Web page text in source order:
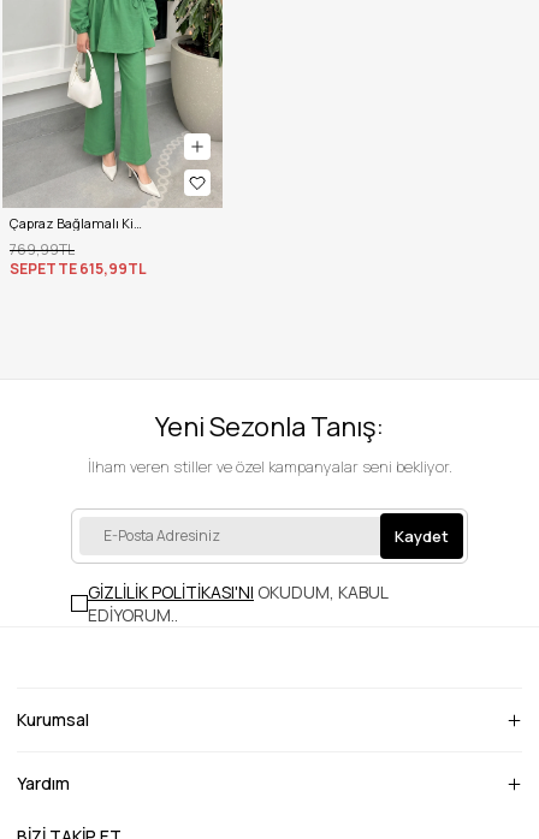
Çapraz Bağlamalı Kimono Takım 43457 - YEŞİL
769,99TL
SEPETTE615,99TL
Yeni Sezonla Tanış:
İlham veren stiller ve özel kampanyalar seni bekliyor.
Kaydet
GİZLİLİK POLİTİKASI'NI OKUDUM, KABUL
EDİYORUM..
Kurumsal
Yardım